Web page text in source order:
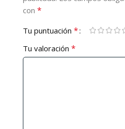
con *
Tu puntuación *
Tu valoración *